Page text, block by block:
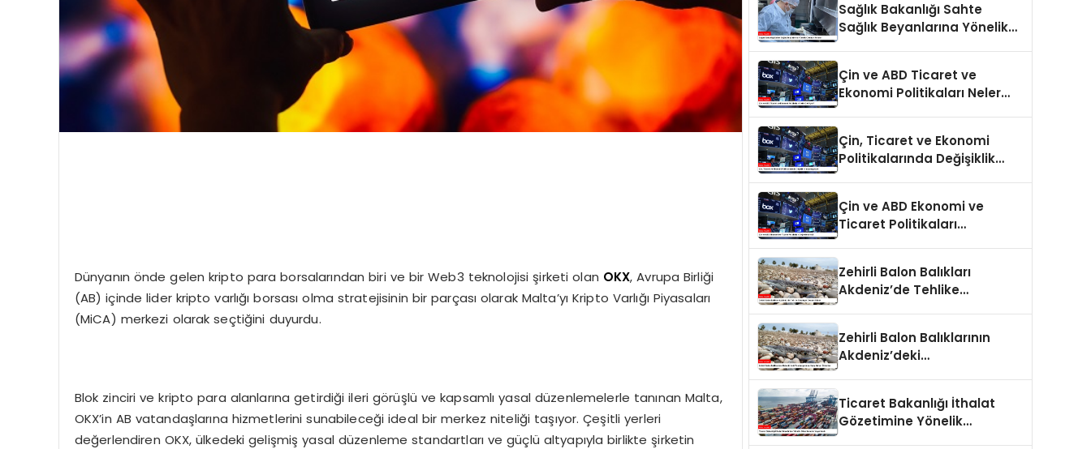
Dünyanın önde gelen kripto para borsalarından biri ve bir Web3 teknolojisi şirketi olan OKX, Avrupa Birliği
(AB) içinde lider kripto varlığı borsası olma stratejisinin bir parçası olarak Malta’yı Kripto Varlığı Piyasaları
(MiCA) merkezi olarak seçtiğini duyurdu.
Blok zinciri ve kripto para alanlarına getirdiği ileri görüşlü ve kapsamlı yasal düzenlemelerle tanınan Malta,
OKX’in AB vatandaşlarına hizmetlerini sunabileceği ideal bir merkez niteliği taşıyor. Çeşitli yerleri
değerlendiren OKX, ülkedeki gelişmiş yasal düzenleme standartları ve güçlü altyapıyla birlikte şirketin
Sağlık Bakanlığı Sahte
Sağlık Beyanlarına Yönelik
Çin ve ABD Ticaret ve
Ekonomi Politikaları Neler
Çin, Ticaret ve Ekonomi
Politikalarında Değişiklik
Çin ve ABD Ekonomi ve
Ticaret Politikaları
Zehirli Balon Balıkları
Akdeniz’de Tehlike
Zehirli Balon Balıklarının
Akdeniz’deki
Ticaret Bakanlığı İthalat
Gözetimine Yönelik